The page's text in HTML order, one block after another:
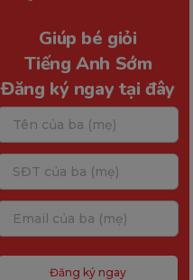
Giúp bé giỏi
Tiếng Anh Sớm
Đăng ký ngay tại đây
Đăng ký ngay